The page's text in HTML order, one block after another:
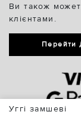
Уггі замшеві
Ви також
клієнтами.
Перейти